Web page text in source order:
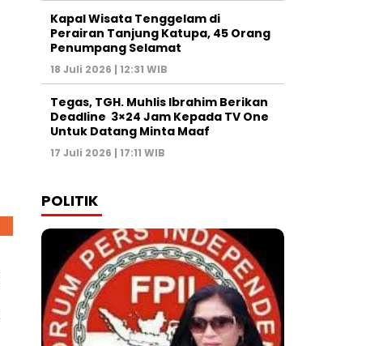
Kapal Wisata Tenggelam di
Perairan Tanjung Katupa, 45 Orang
Penumpang Selamat
18 Juli 2026 | 12:31 WIB
Tegas, TGH. Muhlis Ibrahim Berikan
Deadline 3×24 Jam Kepada TV One
Untuk Datang Minta Maaf
17 Juli 2026 | 17:11 WIB
POLITIK